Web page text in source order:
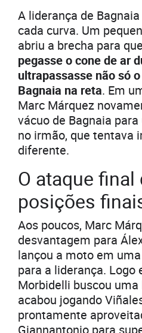
A liderança de
cada curva. Um
abriu a brecha para que
pegasse o cone de ar
ultrapassasse não só
Bagnaia na reta. Em
Marc Márquez
vácuo de Bagnaia
no irmão, que tentava
diferente.
O ataque final
posições
Aos poucos, Marc
desvantagem para
lançou a moto em
para a liderança. Logo
Morbidelli buscou
acabou jogando
prontamente